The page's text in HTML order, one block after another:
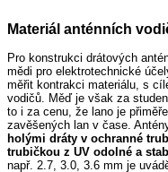
Materiál anténních
Pro konstrukci drátových
mědi pro elektrotechnické
měřit kontrakci materiálu, s
vodičů. Měď je však za
to i za cenu, že lano je
zavěšených lan v čase.
holými dráty v ochranné
trubičkou z UV odolné a
např. 2.7, 3.0, 3.6 mm je